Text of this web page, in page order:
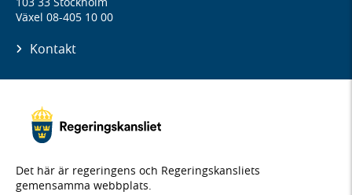
Växel 08-405 10 00
Kontakt
Det här är regeringens och Regeringskansliets
gemensamma webbplats.